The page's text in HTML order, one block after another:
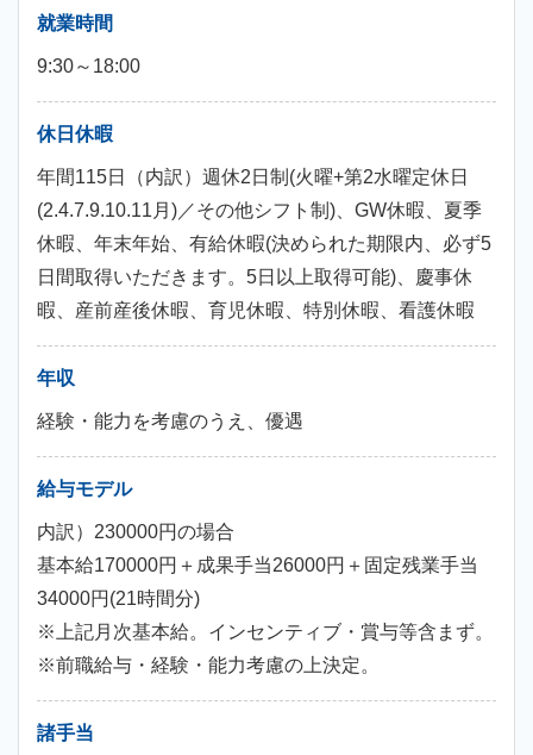
就業時間
9:30～18:00
休日休暇
年間115日（内訳）週休2日制(火曜+第2水曜定休日
(2.4.7.9.10.11月)／その他シフト制)、GW休暇、夏季
休暇、年末年始、有給休暇(決められた期限内、必ず5
日間取得いただきます。5日以上取得可能)、慶事休
暇、産前産後休暇、育児休暇、特別休暇、看護休暇
年収
経験・能力を考慮のうえ、優遇
給与モデル
内訳）230000円の場合
基本給170000円＋成果手当26000円＋固定残業手当
34000円(21時間分)
※上記月次基本給。インセンティブ・賞与等含まず。
※前職給与・経験・能力考慮の上決定。
諸手当